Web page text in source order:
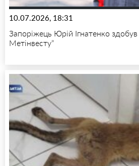
10.07.2026, 18:31
Запоріжець Юрій Ігнатенко здобув
Метінвесту”